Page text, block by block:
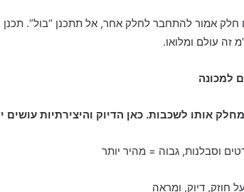
חלק אמור להתחבר לחלק אחר, אל תתכנן “בול”.
אותו לשכבות. כאן הדיוק והיצירתיות עושים
וסבלנות, גבוה = מהיר יותר